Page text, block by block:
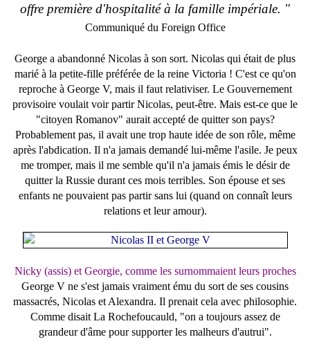
offre première d'hospitalité à la famille impériale. "
Communiqué du Foreign Office
George a abandonné Nicolas à son sort. Nicolas qui était de plus
marié à la petite-fille préférée de la reine Victoria ! C'est ce qu'on
reproche à George V, mais il faut relativiser. Le Gouvernement
provisoire voulait voir partir Nicolas, peut-être. Mais est-ce que le
"citoyen Romanov" aurait accepté de quitter son pays?
Probablement pas, il avait une trop haute idée de son rôle, même
après l'abdication. Il n'a jamais demandé lui-même l'asile. Je peux
me tromper, mais il me semble qu'il n'a jamais émis le désir de
quitter la Russie durant ces mois terribles. Son épouse et ses
enfants ne pouvaient pas partir sans lui (quand on connaît leurs
relations et leur amour).
Nicky (assis) et Georgie, comme les surnommaient leurs proches
George V ne s'est jamais vraiment ému du sort de ses cousins
massacrés, Nicolas et Alexandra. Il prenait cela avec philosophie.
Comme disait La Rochefoucauld, "on a toujours assez de
grandeur d'âme pour supporter les malheurs d'autrui".